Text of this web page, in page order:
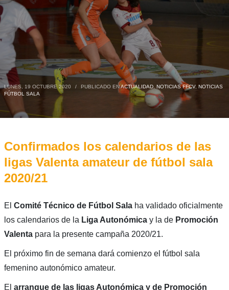
LUNES, 19 OCTUBRE 2020 / PUBLICADO ENACTUALIDAD, NOTICIAS FFCV, NOTICIAS
FÚTBOL SALA
Confirmados los calendarios de las
ligas Valenta amateur de fútbol sala
2020/21
El Comité Técnico de Fútbol Salaha validado oficialmente
los calendarios de la Liga Autonómicay la de Promoción
Valentapara la presente campaña 2020/21.
El próximo fin de semana dará comienzo el fútbol sala
femenino autonómico amateur.
El arranque de las ligas Autonómica y de Promoción